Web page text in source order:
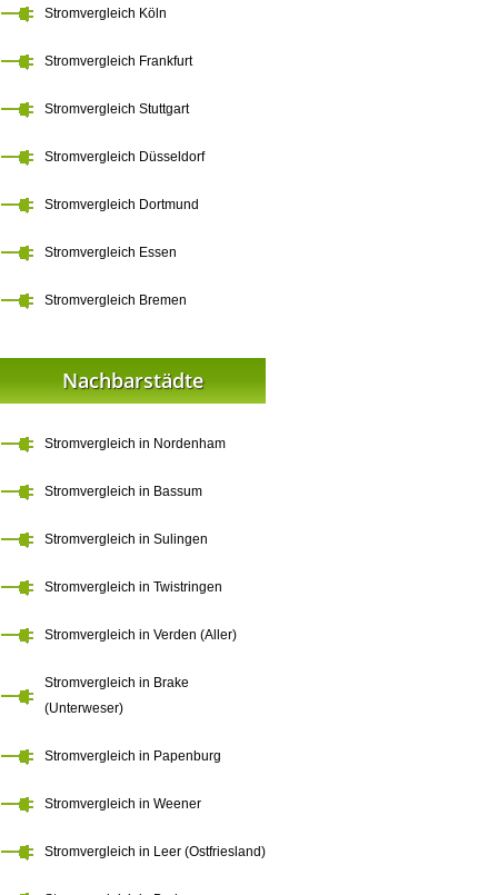
Stromvergleich Köln
Stromvergleich Frankfurt
Stromvergleich Stuttgart
Stromvergleich Düsseldorf
Stromvergleich Dortmund
Stromvergleich Essen
Stromvergleich Bremen
Nachbarstädte
Stromvergleich in Nordenham
Stromvergleich in Bassum
Stromvergleich in Sulingen
Stromvergleich in Twistringen
Stromvergleich in Verden (Aller)
Stromvergleich in Brake
(Unterweser)
Stromvergleich in Papenburg
Stromvergleich in Weener
Stromvergleich in Leer (Ostfriesland)